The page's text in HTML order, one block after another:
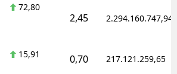
Bartın
72,80
2,45 2.294.160.747,94
15,91 0,70 217.121.259,65